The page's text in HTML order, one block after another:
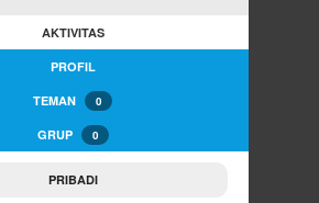
AKTIVITAS
PROFIL
TEMAN 0
GRUP 0
PRIBADI